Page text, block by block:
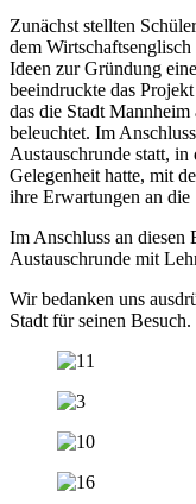
Zunächst stellten
dem
Ideen zur Gründung
beeindruckte das
das die Stadt
beleuchtet. Im
Austauschrunde statt,
Gelegenheit hatte, mit
ihre Erwartungen an die
Im Anschluss an diesen
Austauschrunde mit
Wir bedanken uns
Stadt für seinen Besuch.